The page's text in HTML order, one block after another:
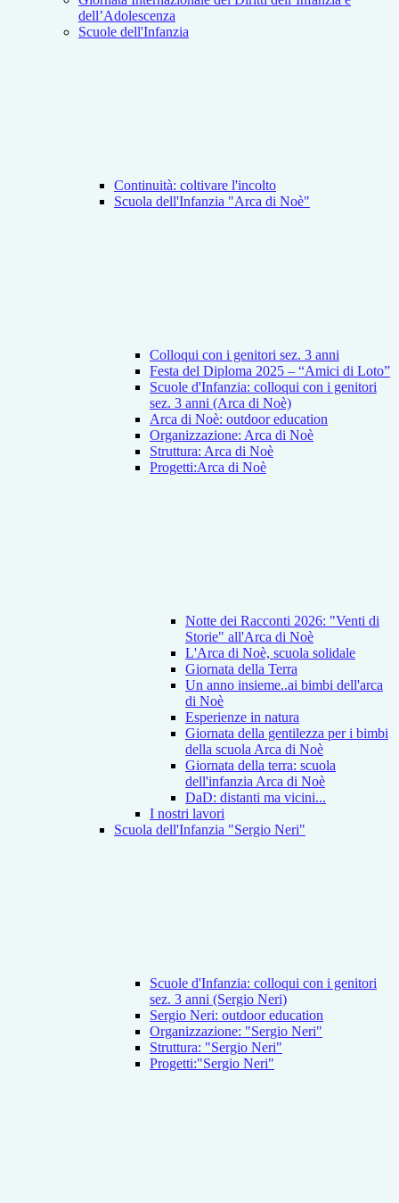
dell’Adolescenza
Scuole dell'Infanzia
Continuità: coltivare l'incolto
Scuola dell'Infanzia "Arca di Noè"
Colloqui con i genitori sez. 3 anni
Festa del Diploma 2025 – “Amici di Loto”
Scuole d'Infanzia: colloqui con i genitori
sez. 3 anni (Arca di Noè)
Arca di Noè: outdoor education
Organizzazione: Arca di Noè
Struttura: Arca di Noè
Progetti:Arca di Noè
Notte dei Racconti 2026: "Venti di
Storie" all'Arca di Noè
L'Arca di Noè, scuola solidale
Giornata della Terra
Un anno insieme..ai bimbi dell'arca
di Noè
Esperienze in natura
Giornata della gentilezza per i bimbi
della scuola Arca di Noè
Giornata della terra: scuola
dell'infanzia Arca di Noè
DaD: distanti ma vicini...
I nostri lavori
Scuola dell'Infanzia "Sergio Neri"
Scuole d'Infanzia: colloqui con i genitori
sez. 3 anni (Sergio Neri)
Sergio Neri: outdoor education
Organizzazione: "Sergio Neri"
Struttura: "Sergio Neri"
Progetti:"Sergio Neri"